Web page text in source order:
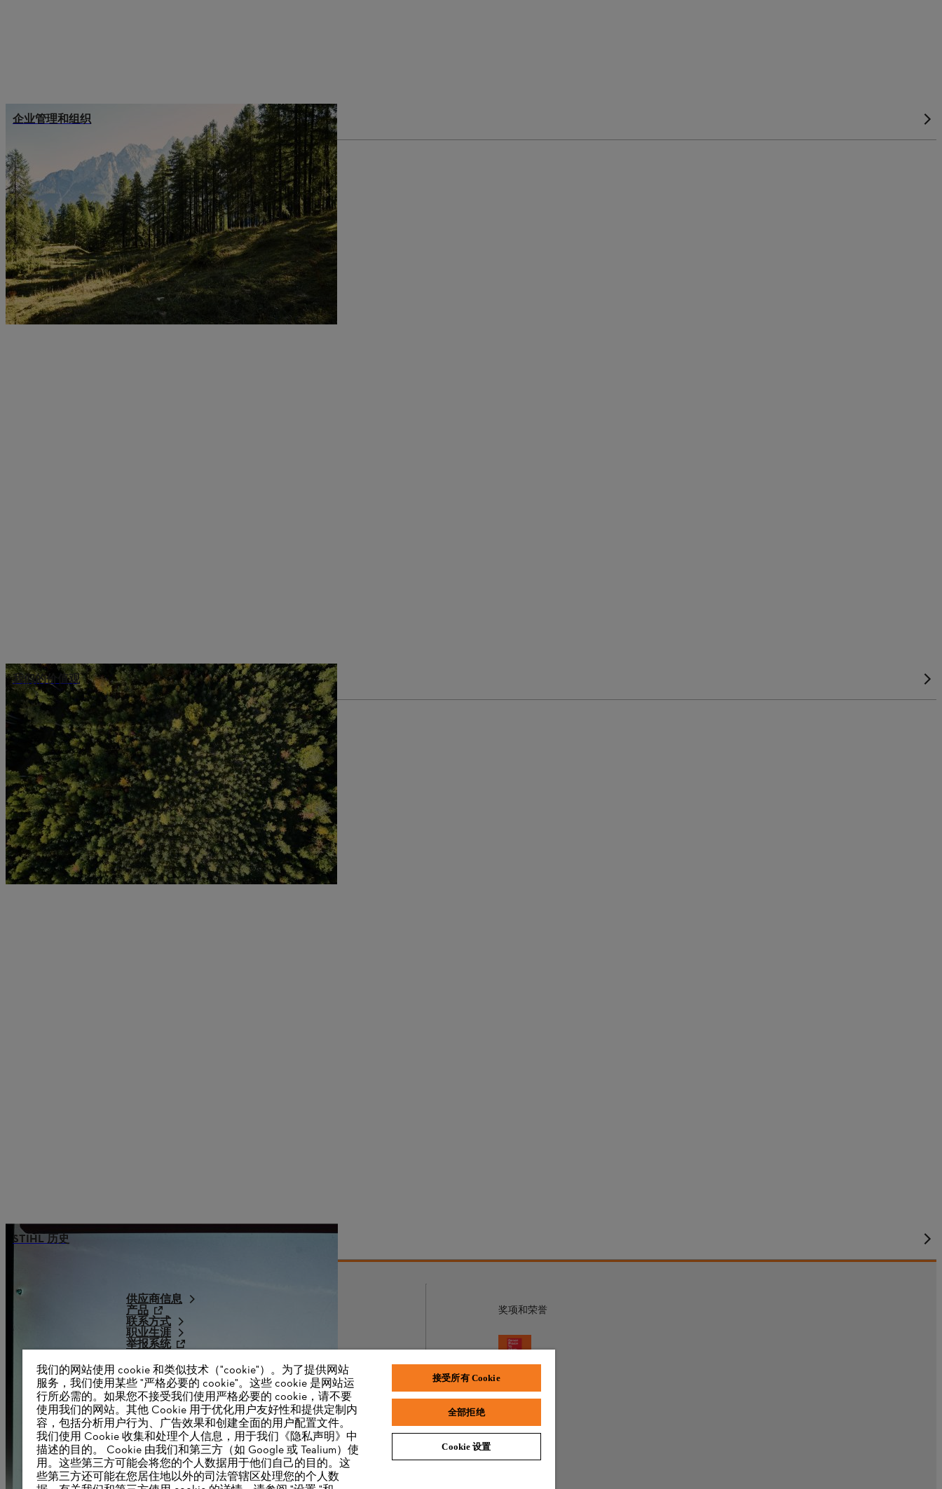
企业管理和组织
我们的价值观
STIHL 历史
供应商信息
产品
联系方式
职业生涯
举报系统
奖项和荣誉
我们的网站使用 cookie 和类似技术（"cookie"）。为了提供网站
服务，我们使用某些 "严格必要的 cookie"。这些 cookie 是网站运
行所必需的。如果您不接受我们使用严格必要的 cookie，请不要
使用我们的网站。其他 Cookie 用于优化用户友好性和提供定制内
容，包括分析用户行为、广告效果和创建全面的用户配置文件。
我们使用 Cookie 收集和处理个人信息，用于我们《隐私声明》中
描述的目的。 Cookie 由我们和第三方（如 Google 或 Tealium）使
用。这些第三方可能会将您的个人数据用于他们自己的目的。这
些第三方还可能在您居住地以外的司法管辖区处理您的个人数
接受所有 Cookie
全部拒绝
Cookie 设置